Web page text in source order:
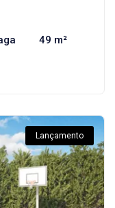
49 m²
Lançamento